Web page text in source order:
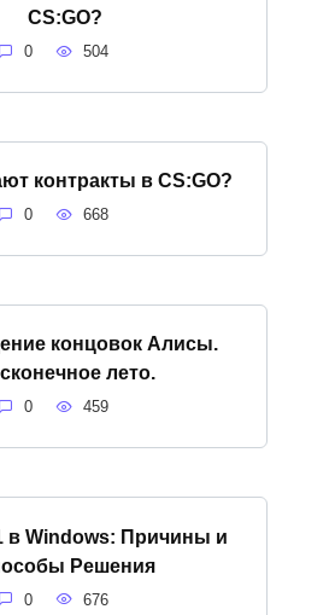
CS:GO?
0 504
контракты в CS:GO?
0 668
концовок Алисы.
лето.
0 459
в Windows: Причины и
Решения
0 676